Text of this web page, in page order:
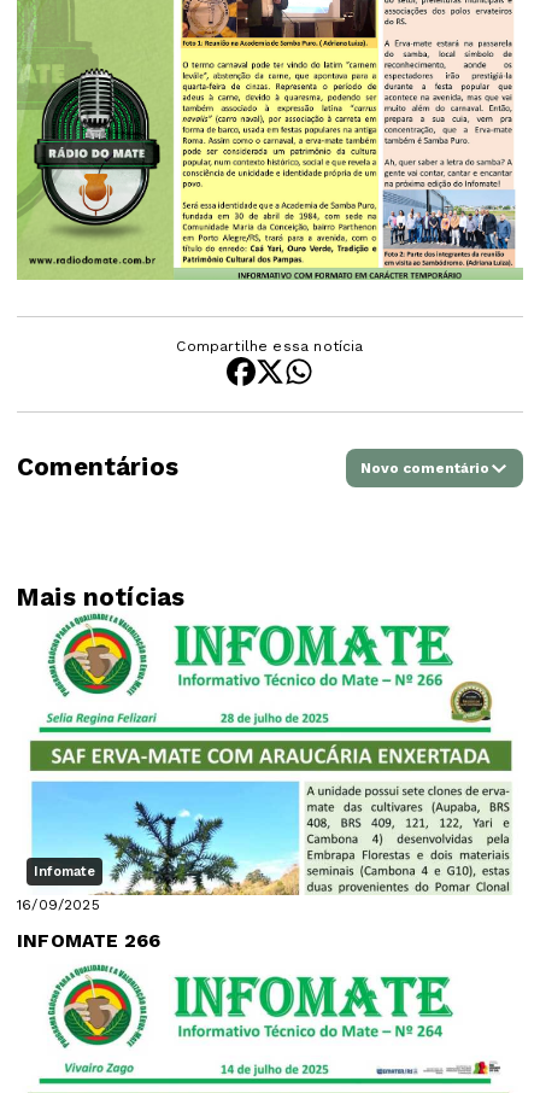
Compartilhe essa notícia
Comentários Novo comentário
Mais notícias
Infomate
16/09/2025
INFOMATE 266